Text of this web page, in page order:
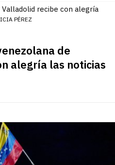
Valladolid recibe con alegría
PÉREZ
de
alegría las noticias